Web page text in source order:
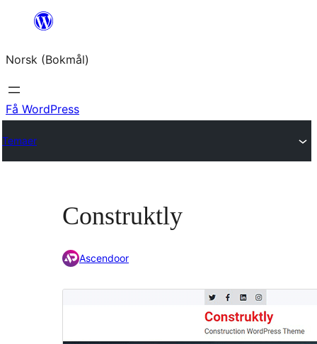
Hopp
innhold
Norsk (Bokmål)
Få WordPress
Temaer
Construktly
Ascendoor